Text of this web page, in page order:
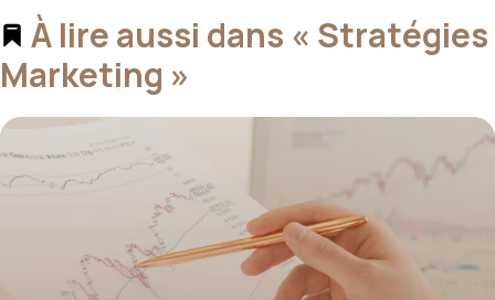
À lire aussi dans « Stratégies
Marketing »